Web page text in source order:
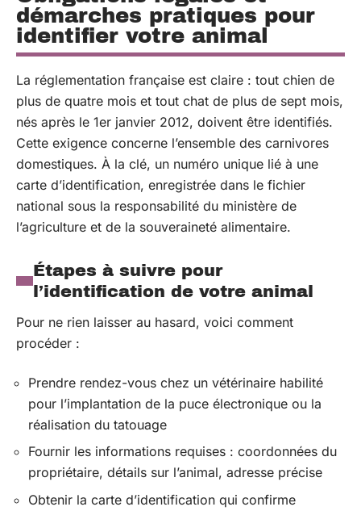
démarches pratiques pour
identifier votre animal
La réglementation française est claire : tout chien de
plus de quatre mois et tout chat de plus de sept mois,
nés après le 1er janvier 2012, doivent être identifiés.
Cette exigence concerne l’ensemble des carnivores
domestiques. À la clé, un numéro unique lié à une
carte d’identification, enregistrée dans le fichier
national sous la responsabilité du ministère de
l’agriculture et de la souveraineté alimentaire.
Étapes à suivre pour
l’identification de votre animal
Pour ne rien laisser au hasard, voici comment
procéder :
Prendre rendez-vous chez un vétérinaire habilité
pour l’implantation de la puce électronique ou la
réalisation du tatouage
Fournir les informations requises : coordonnées du
propriétaire, détails sur l’animal, adresse précise
Obtenir la carte d’identification qui confirme